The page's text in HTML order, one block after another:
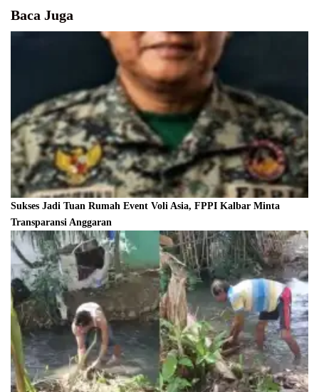
Baca Juga
Sukses Jadi Tuan Rumah Event Voli Asia, FPPI Kalbar Minta
Transparansi Anggaran